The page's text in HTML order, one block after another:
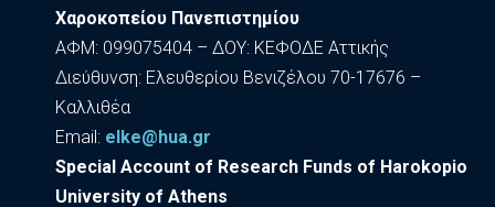
Χαροκοπείου Πανεπιστημίου
ΑΦΜ: 099075404 – ΔΟΥ: ΚΕΦΟΔΕ Αττικής
Διεύθυνση: Ελευθερίου Βενιζέλου 70-17676 –
Καλλιθέα
Εmail: elke@hua.gr
Special Account of Research Funds of Harokopio
University of Athens